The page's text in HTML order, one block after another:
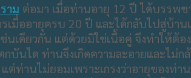
าม ต่อมา เมื่อท่านอายุ 12 ปี ได้บรรพช
มื่ออายุครบ 20 ปี และได้กลับไปสู่บ้าน
เดียวกัน แต่ด้วยมิใช่เนื้อคู่ จึงทำให้ต้อ
นได​ ท่านจึงเกิดความละอายและไม่ก
านไม่ยอมเพราะเกรงว่าอายุของท่า